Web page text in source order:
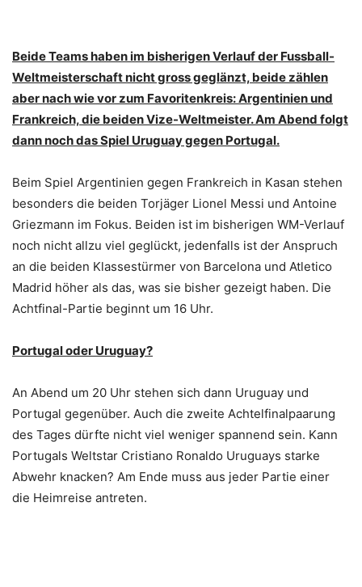
Beide Teams haben im bisherigen Verlauf der Fussball-
Weltmeisterschaft nicht gross geglänzt, beide zählen
aber nach wie vor zum Favoritenkreis: Argentinien und
Frankreich, die beiden Vize-Weltmeister. Am Abend folgt
dann noch das Spiel Uruguay gegen Portugal.
Beim Spiel Argentinien gegen Frankreich in Kasan stehen
besonders die beiden Torjäger Lionel Messi und Antoine
Griezmann im Fokus. Beiden ist im bisherigen WM-Verlauf
noch nicht allzu viel geglückt, jedenfalls ist der Anspruch
an die beiden Klassestürmer von Barcelona und Atletico
Madrid höher als das, was sie bisher gezeigt haben. Die
Achtfinal-Partie beginnt um 16 Uhr.
Portugal oder Uruguay?
An Abend um 20 Uhr stehen sich dann Uruguay und
Portugal gegenüber. Auch die zweite Achtelfinalpaarung
des Tages dürfte nicht viel weniger spannend sein. Kann
Portugals Weltstar Cristiano Ronaldo Uruguays starke
Abwehr knacken? Am Ende muss aus jeder Partie einer
die Heimreise antreten.